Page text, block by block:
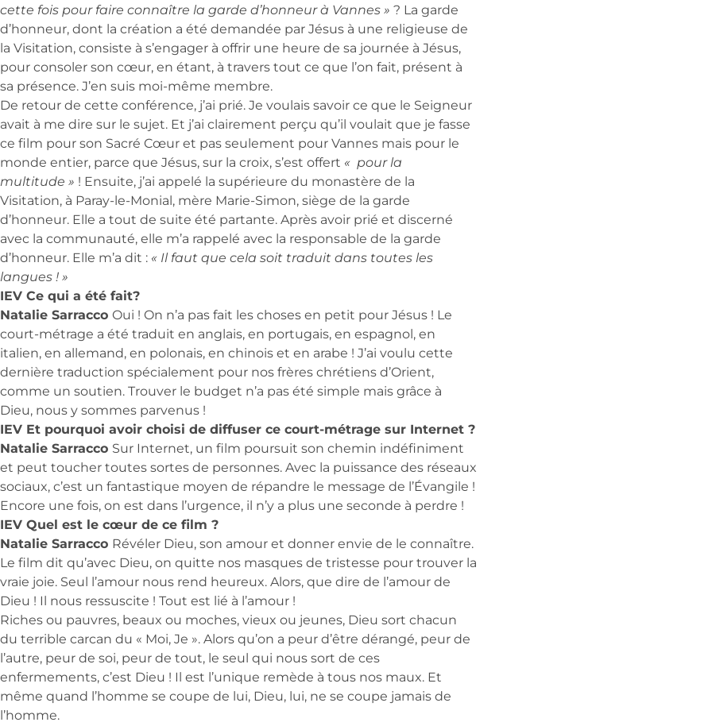
cette fois pour faire connaître la garde d’honneur à Vannes » ? La garde
d’honneur, dont la création a été demandée par Jésus à une religieuse de
la Visitation, consiste à s’engager à offrir une heure de sa journée à Jésus,
pour consoler son cœur, en étant, à travers tout ce que l’on fait, présent à
sa présence. J’en suis moi-même membre.
De retour de cette conférence, j’ai prié. Je voulais savoir ce que le Seigneur
avait à me dire sur le sujet. Et j’ai clairement perçu qu’il voulait que je fasse
ce film pour son Sacré Cœur et pas seulement pour Vannes mais pour le
monde entier, parce que Jésus, sur la croix, s’est offert « pour la
multitude » ! Ensuite, j’ai appelé la supérieure du monastère de la
Visitation, à Paray-le-Monial, mère Marie-Simon, siège de la garde
d’honneur. Elle a tout de suite été partante. Après avoir prié et discerné
avec la communauté, elle m’a rappelé avec la responsable de la garde
d’honneur. Elle m’a dit : « Il faut que cela soit traduit dans toutes les
langues ! »
IEV Ce qui a été fait?
Natalie Sarracco Oui ! On n’a pas fait les choses en petit pour Jésus ! Le
court-métrage a été traduit en anglais, en portugais, en espagnol, en
italien, en allemand, en polonais, en chinois et en arabe ! J’ai voulu cette
dernière traduction spécialement pour nos frères chrétiens d’Orient,
comme un soutien. Trouver le budget n’a pas été simple mais grâce à
Dieu, nous y sommes parvenus !
IEV Et pourquoi avoir choisi de diffuser ce court-métrage sur Internet ?
Natalie Sarracco Sur Internet, un film poursuit son chemin indéfiniment
et peut toucher toutes sortes de personnes. Avec la puissance des réseaux
sociaux, c’est un fantastique moyen de répandre le message de l’Évangile !
Encore une fois, on est dans l’urgence, il n’y a plus une seconde à perdre !
IEV Quel est le cœur de ce film ?
Natalie Sarracco Révéler Dieu, son amour et donner envie de le connaître.
Le film dit qu’avec Dieu, on quitte nos masques de tristesse pour trouver la
vraie joie. Seul l’amour nous rend heureux. Alors, que dire de l’amour de
Dieu ! Il nous ressuscite ! Tout est lié à l’amour !
Riches ou pauvres, beaux ou moches, vieux ou jeunes, Dieu sort chacun
du terrible carcan du « Moi, Je ». Alors qu’on a peur d’être dérangé, peur de
l’autre, peur de soi, peur de tout, le seul qui nous sort de ces
enfermements, c’est Dieu ! Il est l’unique remède à tous nos maux. Et
même quand l’homme se coupe de lui, Dieu, lui, ne se coupe jamais de
l’homme.